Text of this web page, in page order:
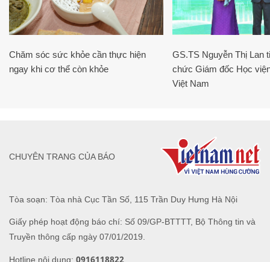
Chăm sóc sức khỏe cần thực hiện
ngay khi cơ thể còn khỏe
GS.TS Nguyễn Thị Lan
chức Giám đốc Học
Việt Nam
Tòa soạn: Tòa nhà Cục Tần Số, 115 Trần Duy Hưng Hà Nội
Giấy phép hoạt động báo chí: Số 09/GP-BTTTT, Bộ Thông tin và
Truyền thông cấp ngày 07/01/2019.
Hotline nội dung: 0916118822
CHUYÊN TRANG CỦA BÁO